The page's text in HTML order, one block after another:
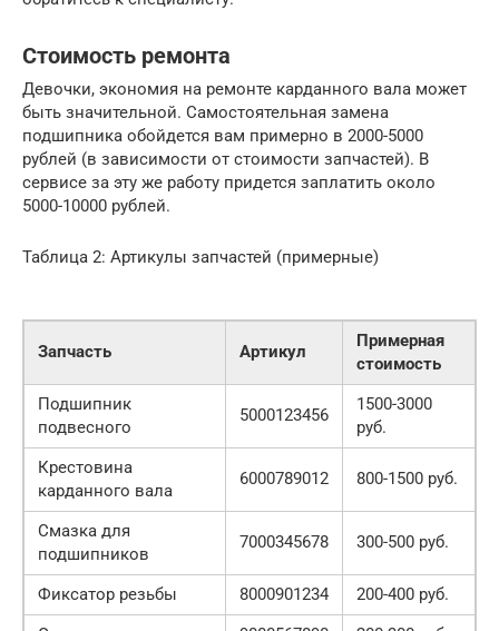
Стоимость ремонта
Девочки, экономия на ремонте карданного вала может
быть значительной. Самостоятельная замена
подшипника обойдется вам примерно в 2000-5000
рублей (в зависимости от стоимости запчастей). В
сервисе за эту же работу придется заплатить около
5000-10000 рублей.
Таблица 2: Артикулы запчастей (примерные)
Запчасть Артикул
Примерная
стоимость
Подшипник
подвесного
5000123456
1500-3000
руб.
Крестовина
карданного вала
6000789012 800-1500 руб.
Смазка для
подшипников
7000345678 300-500 руб.
Фиксатор резьбы 8000901234
200-400 руб.